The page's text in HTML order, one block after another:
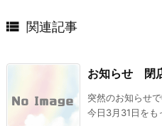
 関連記事
お知らせ 閉
突然のお知らせ
今日3月31日をも